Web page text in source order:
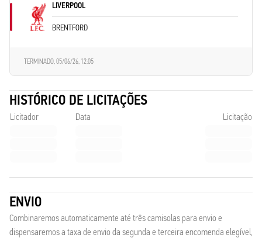
LIVERPOOL
BRENTFORD
TERMINADO,05/06/26, 12:05
HISTÓRICO DE LICITAÇÕES
Licitador Data Licitação
ENVIO
Combinaremos automaticamente até três camisolas para envio e
dispensaremos a taxa de envio da segunda e terceira encomenda elegível,